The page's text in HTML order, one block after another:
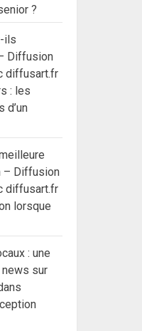
?
ils
Diffusion
diffusart.fr
: les
d’un
– Diffusion
diffusart.fr
lorsque
: une
sur